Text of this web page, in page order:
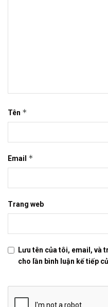
Tên *
Email *
Trang web
Lưu tên của tôi, email, và
cho lần bình luận kế tiếp